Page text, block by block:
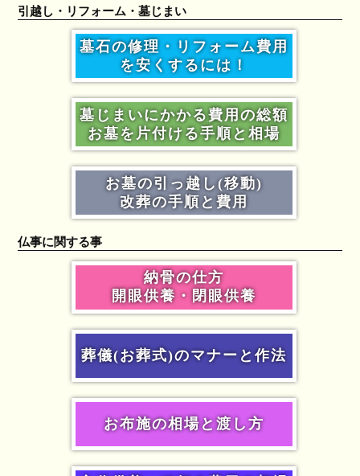
引越し・リフォーム・墓じまい
墓石の修理・リフォーム費用
を安くするには！
墓じまいにかかる費用の総額
お墓を片付ける手順と相場
お墓の引っ越し(移動)
改葬の手順と費用
仏事に関する事
納骨の仕方
開眼供養・閉眼供養
葬儀(お葬式)のマナーと作法
お布施の相場と渡し方